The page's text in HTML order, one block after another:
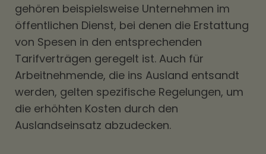
gehören beispielsweise Unternehmen im
öffentlichen Dienst, bei denen die Erstattung
von Spesen in den entsprechenden
Tarifverträgen geregelt ist. Auch für
Arbeitnehmende, die ins Ausland entsandt
werden, gelten spezifische Regelungen, um
die erhöhten Kosten durch den
Auslandseinsatz abzudecken.